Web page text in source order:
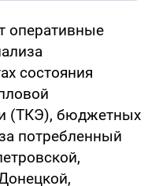
оперативные
состояния
(ТКЭ), бюджетных
потребленный